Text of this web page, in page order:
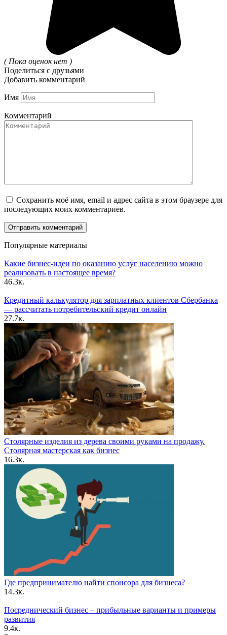
( Пока оценок нет )
Поделиться с друзьями
Добавить комментарий
Имя
Комментарий
Сохранить моё имя, email и адрес сайта в этом браузере для
последующих моих комментариев.
Популярные материалы
Какие бизнес-идеи по оказанию услуг населению можно
реализовать в настоящее время?
46.3к.
Кредитный калькулятор для зарплатных клиентов Сбербанка
— рассчитать потребительский кредит онлайн
27.7к.
Столярные изделия из дерева своими руками на продажу.
Столярная мастерская как бизнес
16.3к.
Где предпринимателю найти спонсора для бизнеса?
14.3к.
Посреднический бизнес – прибыльные варианты и примеры
развития
9.4к.